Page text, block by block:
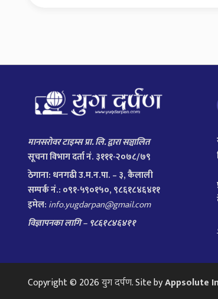
मानसरोवर टाइम्स प्रा. लि. द्वारा सञ्चालित
सूचना विभाग दर्ता नं. ३१११-२०७८/७९
ठेगाना: धनगढी उ.म.न.पा. – ३, कैलाली
सम्पर्क नं.: ०९१-५९०१५०, ९८६१८४६४११
इमेल: info.yugdarpan@gmail.com
विज्ञापनका लागि – ९८६१८४६४११
Copyright © 2026युग दर्पण. Site byAppsolute